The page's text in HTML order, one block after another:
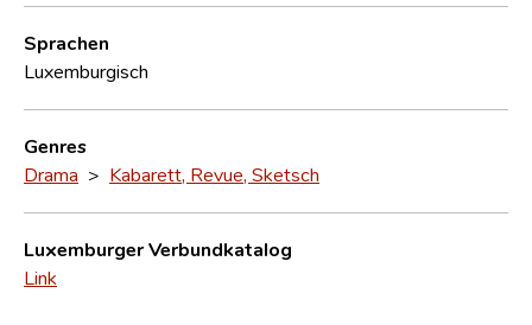
Sprachen
Luxemburgisch
Genres
Drama > Kabarett, Revue, Sketsch
Luxemburger Verbundkatalog
Link